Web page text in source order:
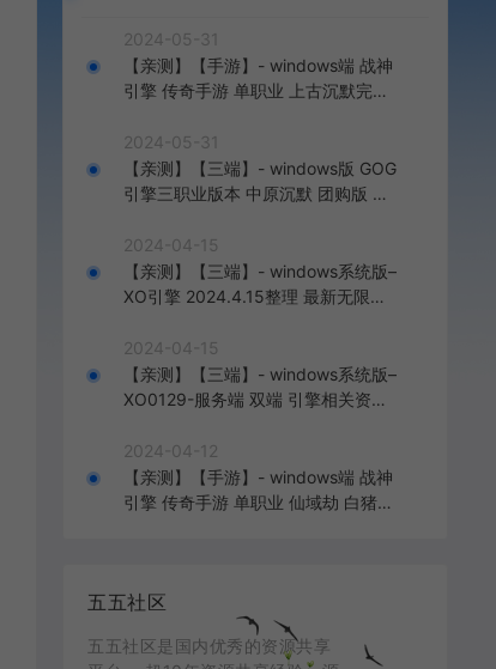
2024-05-31
【亲测】【手游】- windows端 战神
引擎 传奇手游 单职业 上古沉默完整
+工具
2024-05-31
【亲测】【三端】- windows版 GOG
引擎三职业版本 中原沉默 团购版 已
2024-04-15
【亲测】【三端】- windows系统版–
XO引擎 2024.4.15整理 最新无限制
2024-04-15
【亲测】【三端】- windows系统版–
XO0129-服务端 双端 引擎相关资料
户端 无版本
2024-04-12
【亲测】【手游】- windows端 战神
引擎 传奇手游 单职业 仙域劫 白猪3.
五五社区
五五社区是国内优秀的资源共享